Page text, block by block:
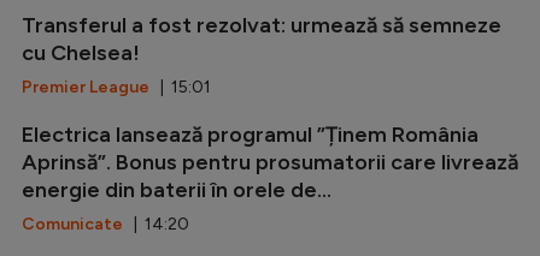
Transferul a fost rezolvat: urmează să semneze
cu Chelsea!
Premier League | 15:01
Electrica lansează programul ”Ținem România
Aprinsă”. Bonus pentru prosumatorii care livrează
energie din baterii în orele de...
Comunicate | 14:20